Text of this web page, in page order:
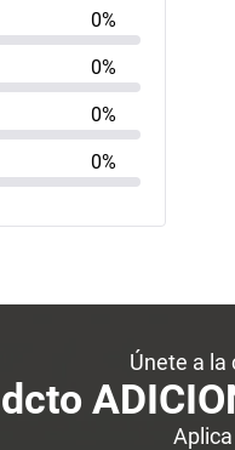
0%
0%
0%
0%
Únete a la
Aplica